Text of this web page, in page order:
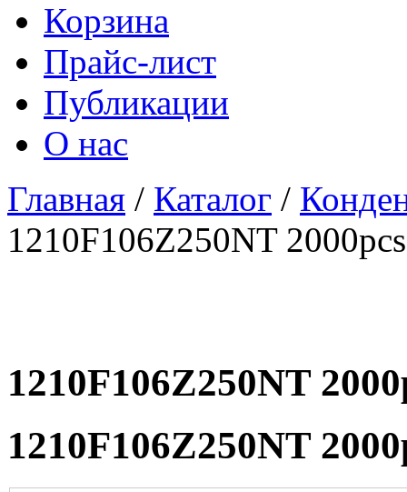
Корзина
Прайс-лист
Публикации
О нас
Главная / Каталог /
1210F106Z250NT 2000pcs
1210F106Z250NT
1210F106Z250NT